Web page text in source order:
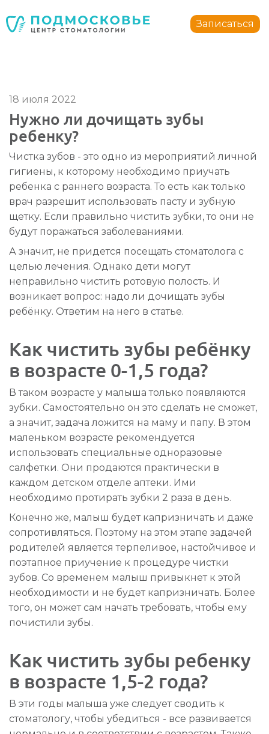
150040 ,Россия ,Ярославская область , Ярославль,ул.
Записаться
18 июля 2022
Нужно ли дочищать зубы
ребенку?
Стоматология Подмосковье
150040, Россия,Ярославская область , Ярославль
+7 4852 74-45-45 mail@mc-podmoskovie.ru
Стоматология Подмосковье
150040, Россия,Ярославская область , Ярославль
+7 4852 74-45-45 mail@mc-podmoskovie.ru
Чистка зубов - это одно из мероприятий личной
гигиены, к которому необходимо приучать
ребенка с раннего возраста. То есть как только
врач разрешит использовать пасту и зубную
щетку. Если правильно чистить зубки, то они не
будут поражаться заболеваниями.
А значит, не придется посещать стоматолога с
целью лечения. Однако дети могут
неправильно чистить ротовую полость. И
возникает вопрос: надо ли дочищать зубы
ребёнку. Ответим на него в статье.
Как чистить зубы ребёнку
в возрасте 0-1,5 года?
В таком возрасте у малыша только появляются
зубки. Самостоятельно он это сделать не сможет,
а значит, задача ложится на маму и папу. В этом
маленьком возрасте рекомендуется
использовать специальные одноразовые
салфетки. Они продаются практически в
каждом детском отделе аптеки. Ими
необходимо протирать зубки 2 раза в день.
Конечно же, малыш будет капризничать и даже
сопротивляться. Поэтому на этом этапе задачей
родителей является терпеливое, настойчивое и
поэтапное приучение к процедуре чистки
зубов. Со временем малыш привыкнет к этой
необходимости и не будет капризничать. Более
того, он может сам начать требовать, чтобы ему
почистили зубы.
Как чистить зубы ребенку
в возрасте 1,5-2 года?
В эти годы малыша уже следует сводить к
стоматологу, чтобы убедиться - все развивается